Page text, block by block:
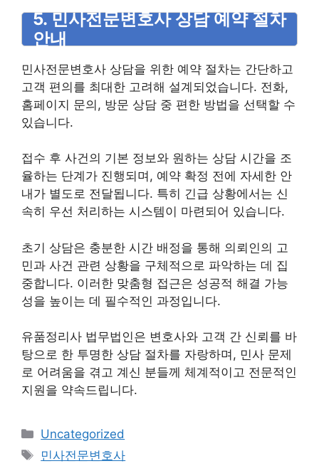
5. 민사전문변호사 상담 예약 절차
안내
민사전문변호사 상담을 위한 예약 절차는 간단하고
고객 편의를 최대한 고려해 설계되었습니다. 전화,
홈페이지 문의, 방문 상담 중 편한 방법을 선택할 수
있습니다.
접수 후 사건의 기본 정보와 원하는 상담 시간을 조
율하는 단계가 진행되며, 예약 확정 전에 자세한 안
내가 별도로 전달됩니다. 특히 긴급 상황에서는 신
속히 우선 처리하는 시스템이 마련되어 있습니다.
초기 상담은 충분한 시간 배정을 통해 의뢰인의 고
민과 사건 관련 상황을 구체적으로 파악하는 데 집
중합니다. 이러한 맞춤형 접근은 성공적 해결 가능
성을 높이는 데 필수적인 과정입니다.
유품정리사 법무법인은 변호사와 고객 간 신뢰를 바
탕으로 한 투명한 상담 절차를 자랑하며, 민사 문제
로 어려움을 겪고 계신 분들께 체계적이고 전문적인
지원을 약속드립니다.
Categories
Uncategorized
Tags
민사전문변호사